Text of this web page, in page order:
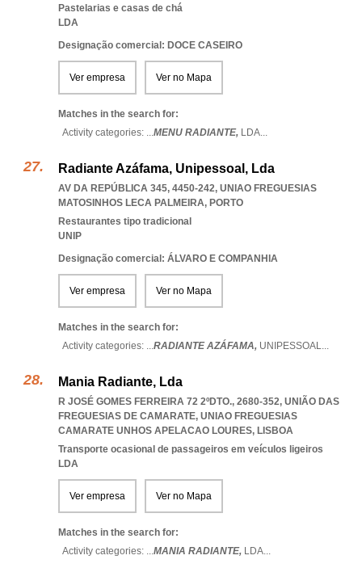
Pastelarias e casas de chá
LDA
Designação comercial: DOCE CASEIRO
Ver empresa Ver no Mapa
Matches in the search for:
Activity categories: ...MENU RADIANTE, LDA...
Radiante Azáfama, Unipessoal, Lda
AV DA REPÚBLICA 345, 4450-242, UNIAO FREGUESIAS
MATOSINHOS LECA PALMEIRA, PORTO
Restaurantes tipo tradicional
UNIP
Designação comercial: ÁLVARO E COMPANHIA
Ver empresa Ver no Mapa
Matches in the search for:
Activity categories: ...RADIANTE AZÁFAMA, UNIPESSOAL...
Mania Radiante, Lda
R JOSÉ GOMES FERREIRA 72 2ºDTO., 2680-352, UNIÃO DAS
FREGUESIAS DE CAMARATE, UNIAO FREGUESIAS
CAMARATE UNHOS APELACAO LOURES, LISBOA
Transporte ocasional de passageiros em veículos ligeiros
LDA
Ver empresa Ver no Mapa
Matches in the search for:
Activity categories: ...MANIA RADIANTE, LDA...